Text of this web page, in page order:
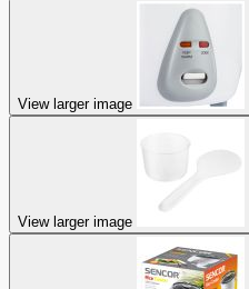
View larger image
View larger image